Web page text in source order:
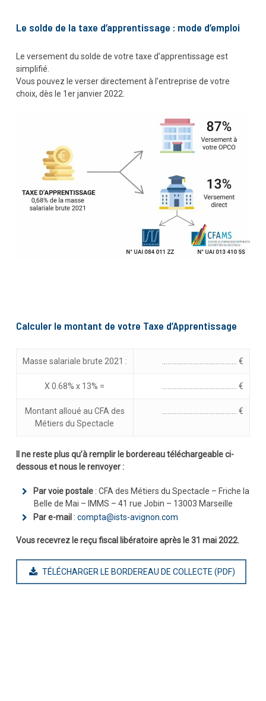
Le solde de la taxe d’apprentissage : mode d’emploi
Le versement du solde de votre taxe d’apprentissage est
simplifié.
Vous pouvez le verser directement à l’entreprise de votre
choix, dès le 1er janvier 2022.
Calculer le montant de votre Taxe d’Apprentissage
Masse salariale brute 2021 : …………………………………… €
X 0.68% x 13% = …………………………………… €
Montant alloué au CFA des
Métiers du Spectacle
…………………………………… €
Il ne reste plus qu’à remplir le bordereau téléchargeable ci-
dessous et nous le renvoyer :
Par voie postale: CFA des Métiers du Spectacle – Friche la
Belle de Mai – IMMS – 41 rue Jobin – 13003 Marseille
Par e-mail : compta@ists-avignon.com
Vous recevrez le reçu fiscal libératoire après le 31 mai 2022.
TÉLÉCHARGER LE BORDEREAU DE COLLECTE (PDF)